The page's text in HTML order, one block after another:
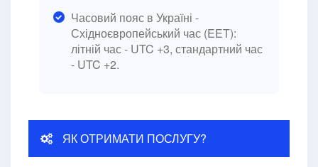
Часовий пояс в Україні -
Східноєвропейський час (EET):
літній час - UTC +3, стандартний час
- UTC +2.
ЯК ОТРИМАТИ ПОСЛУГУ?